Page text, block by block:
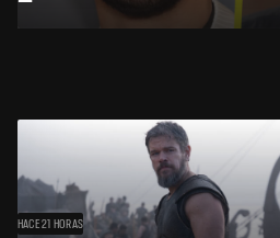
HACE 21 HORAS